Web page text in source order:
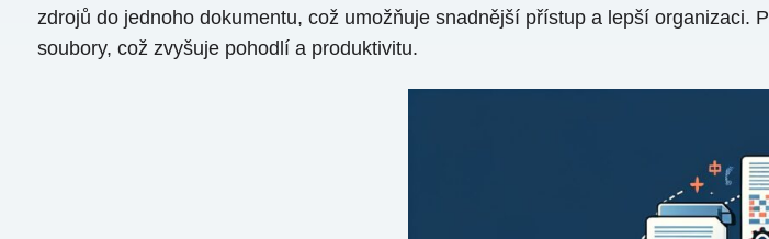
zdrojů do jednoho dokumentu, což umožňuje snadnější přístup a lepší
soubory, což zvyšuje pohodlí a produktivitu.